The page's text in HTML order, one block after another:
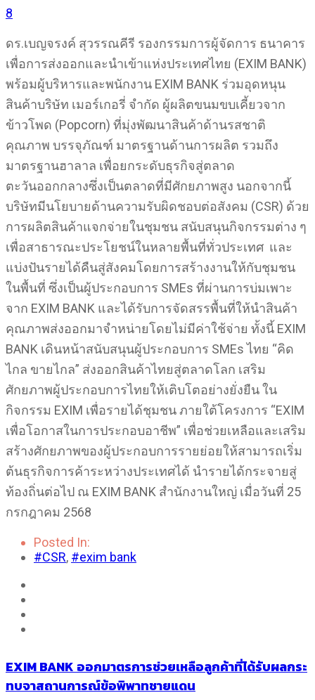
8
ดร.เบญจรงค์ สุวรรณคีรี รองกรรมการผู้จัดการ ธนาคาร
เพื่อการส่งออกและนำเข้าแห่งประเทศไทย (EXIM BANK)
พร้อมผู้บริหารและพนักงาน EXIM BANK ร่วมอุดหนุน
สินค้าบริษัท เมอร์เกอรี่ จำกัด ผู้ผลิตขนมขบเคี้ยวจาก
ข้าวโพด (Popcorn) ที่มุ่งพัฒนาสินค้าด้านรสชาติ
คุณภาพ บรรจุภัณฑ์ มาตรฐานด้านการผลิต รวมถึง
มาตรฐานฮาลาล เพื่อยกระดับธุรกิจสู่ตลาด
ตะวันออกกลางซึ่งเป็นตลาดที่มีศักยภาพสูง นอกจากนี้
บริษัทมีนโยบายด้านความรับผิดชอบต่อสังคม (CSR) ด้วย
การผลิตสินค้าแจกจ่ายในชุมชน สนับสนุนกิจกรรมต่าง ๆ
เพื่อสาธารณะประโยชน์ในหลายพื้นที่ทั่วประเทศ และ
แบ่งปันรายได้คืนสู่สังคมโดยการสร้างงานให้กับชุมชน
ในพื้นที่ ซึ่งเป็นผู้ประกอบการ SMEs ที่ผ่านการบ่มเพาะ
จาก EXIM BANK และได้รับการจัดสรรพื้นที่ให้นำสินค้า
คุณภาพส่งออกมาจำหน่ายโดยไม่มีค่าใช้จ่าย ทั้งนี้ EXIM
BANK เดินหน้าสนับสนุนผู้ประกอบการ SMEs ไทย “คิด
ไกล ขายไกล” ส่งออกสินค้าไทยสู่ตลาดโลก เสริม
ศักยภาพผู้ประกอบการไทยให้เติบโตอย่างยั่งยืน ใน
กิจกรรม EXIM เพื่อรายได้ชุมชน ภายใต้โครงการ “EXIM
เพื่อโอกาสในการประกอบอาชีพ” เพื่อช่วยเหลือและเสริม
สร้างศักยภาพของผู้ประกอบการรายย่อยให้สามารถเริ่ม
ต้นธุรกิจการค้าระหว่างประเทศได้ นำรายได้กระจายสู่
ท้องถิ่นต่อไป ณ EXIM BANK สำนักงานใหญ่ เมื่อวันที่ 25
กรกฎาคม 2568
Posted In:
#CSR, #exim bank
EXIM BANK ออกมาตรการช่วยเหลือลูกค้าที่ได้รับผลกระ
ทบจาสถานการณ์ข้อพิพาทชายแดน